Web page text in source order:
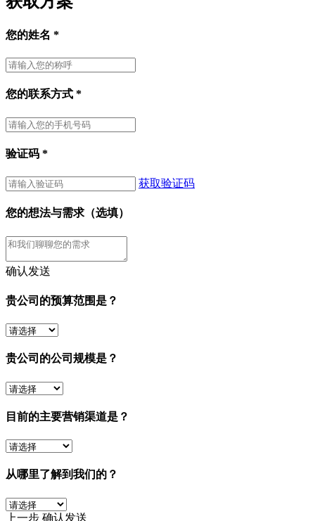
您的姓名 *
您的联系方式 *
验证码 *
获取验证码
您的想法与需求（选填）
确认发送
贵公司的预算范围是？
贵公司的公司规模是？
目前的主要营销渠道是？
从哪里了解到我们的？
上一步 确认发送